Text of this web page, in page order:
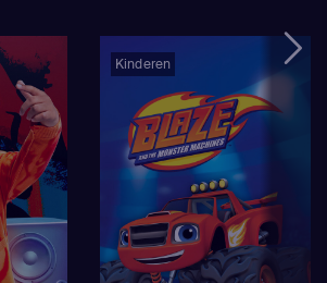
Kinderen